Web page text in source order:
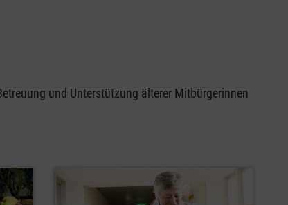
und Unterstützung älterer Mitbürgerinnen